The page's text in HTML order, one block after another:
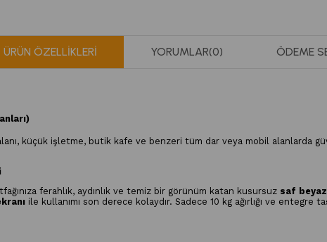
ÜRÜN ÖZELLIKLERI YORUMLAR(0) ÖDEME
küçük işletme, butik kafe ve benzeri tüm dar veya mobil alanlarda
ferahlık, aydınlık ve temiz bir görünüm katan kusursuz saf
ile kullanımı son derece kolaydır. Sadece 10 kg ağırlığı ve entegre